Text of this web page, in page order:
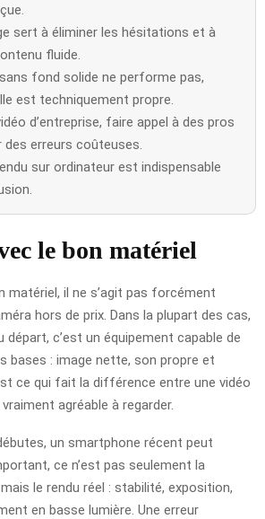
sert à éliminer les hésitations et à
fluide.
fond solide ne performe pas,
est techniquement propre.
d’entreprise, faire appel à des pros
erreurs coûteuses.
sur ordinateur est indispensable
le bon matériel
matériel, il ne s’agit pas forcément
hors de prix. Dans la plupart des cas,
départ, c’est un équipement capable de
bases : image nette, son propre et
ce qui fait la différence entre une vidéo
agréable à regarder.
un smartphone récent peut
ce n’est pas seulement la
le rendu réel : stabilité, exposition,
en basse lumière. Une erreur